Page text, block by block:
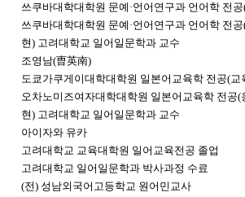
쓰쿠바대학대학원 문예·언어연구과 언어학 전
쓰쿠바대학대학원 문예·언어연구과 언어학 전
현) 고려대학교 일어일문학과 교수
조영남(曺英南)
도쿄가쿠게이대학대학원 일본어교육학 전공(교
오차노미즈여자대학대학원 일본어교육학 전공(
현) 고려대학교 일어일문학과 교수
아이자와 유카
고려대학교 교육대학원 일어교육전공 졸업
고려대학교 일어일문학과 박사과정 수료
(전) 성남외국어고등학교 원어민교사